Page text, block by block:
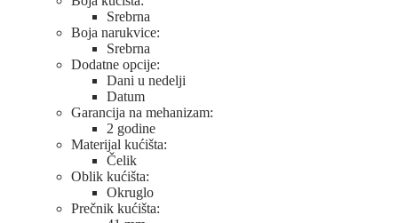
Srebrna
Boja narukvice:
Srebrna
Dodatne opcije:
Dani u nedelji
Datum
Garancija na mehanizam:
2 godine
Materijal kućišta:
Čelik
Oblik kućišta:
Okruglo
Prečnik kućišta: